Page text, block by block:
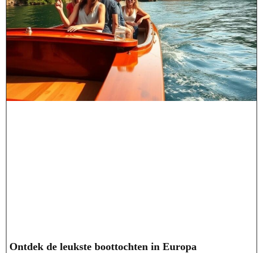
Ontdek de leukste boottochten in Europa